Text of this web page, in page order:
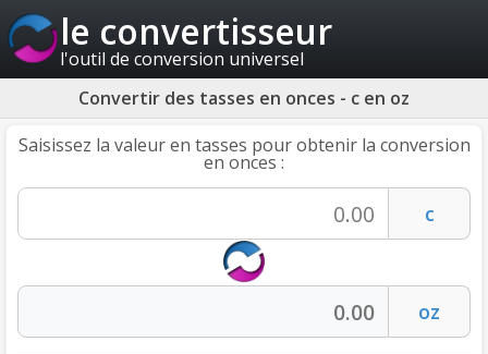
le convertisseur
l'outil de conversion universel
Convertir des tasses en onces - c en oz
Saisissez la valeur en tasses pour obtenir la conversion
en onces :